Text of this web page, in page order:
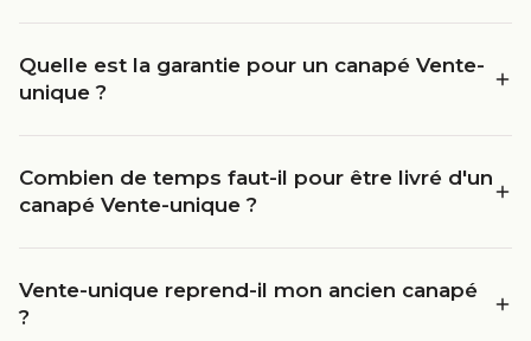
Quelle est la garantie pour un canapé Vente-
unique ?
Combien de temps faut-il pour être livré d'un
canapé Vente-unique ?
Vente-unique reprend-il mon ancien canapé
?